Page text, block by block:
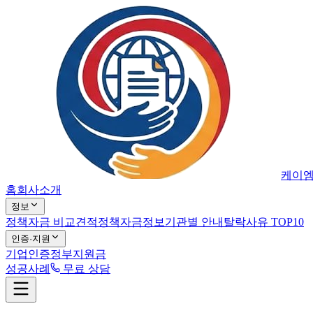
케이
홈회사소개
정보
정책자금 비교견적정책자금정보 기관별 안내 탈락사유 TOP10
인증·지원
기업인증정부지원금
성공사례
무료 상담